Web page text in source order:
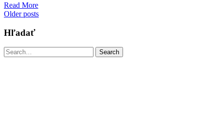
Read More
Posts
Older posts
Hľadať
Search
for:
Search